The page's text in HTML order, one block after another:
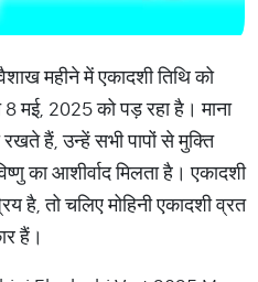
महीने में एकादशी तिथि को
मई, 2025 को पड़ रहा है। माना
हैं, उन्हें सभी पापों से मुक्ति
का आशीर्वाद मिलता है। एकादशी
है, तो चलिए मोहिनी एकादशी व्रत
हैं।